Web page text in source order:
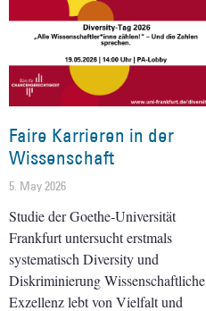
Faire Karrieren in der
Wissenschaft
5. May 2026
Studie der Goethe-Universität
Frankfurt untersucht erstmals
systematisch Diversity und
Diskriminierung Wissenschaftliche
Exzellenz lebt von Vielfalt und